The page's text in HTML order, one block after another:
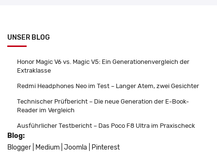
UNSER BLOG
Honor Magic V6 vs. Magic V5: Ein Generationenvergleich der
Extraklasse
Redmi Headphones Neo im Test – Langer Atem, zwei Gesichter
Technischer Prüfbericht – Die neue Generation der E-Book-
Reader im Vergleich
Ausführlicher Testbericht – Das Poco F8 Ultra im Praxischeck
Blog:
Blogger
Medium Joomla Pinterest